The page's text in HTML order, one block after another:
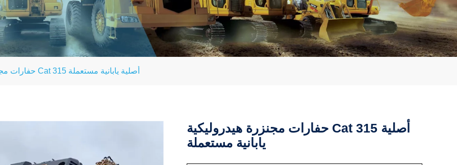
حفارات مجنزرة هيدروليكية Cat 315 أصلية يابانية مستعملة
حفارات مجنزرة هيدروليكية Cat 315 أصلية
يابانية مستعملة